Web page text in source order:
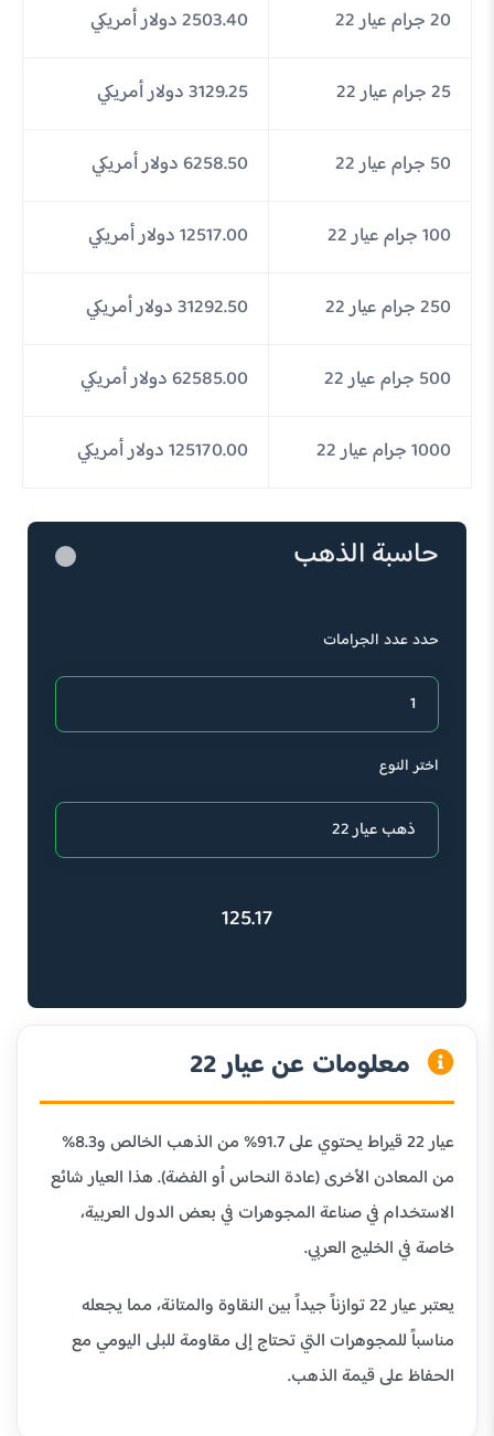
20 جرام عيار 22 2503.40 دولار أمريكي
25 جرام عيار 22 3129.25 دولار أمريكي
50 جرام عيار 22 6258.50 دولار أمريكي
100 جرام عيار 22 12517.00 دولار أمريكي
250 جرام عيار 22 31292.50 دولار أمريكي
500 جرام عيار 22 62585.00 دولار أمريكي
1000 جرام عيار 22 125170.00 دولار أمريكي
حاسبة الذهب
حدد عدد الجرامات
اختر النوع
125.17
معلومات عن عيار 22
عيار 22 قيراط يحتوي على 91.7% من الذهب الخالص و8.3%
من المعادن الأخرى (عادة النحاس أو الفضة). هذا العيار شائع
الاستخدام في صناعة المجوهرات في بعض الدول العربية،
خاصة في الخليج العربي.
يعتبر عيار 22 توازناً جيداً بين النقاوة والمتانة، مما يجعله
مناسباً للمجوهرات التي تحتاج إلى مقاومة للبلى اليومي مع
الحفاظ على قيمة الذهب.